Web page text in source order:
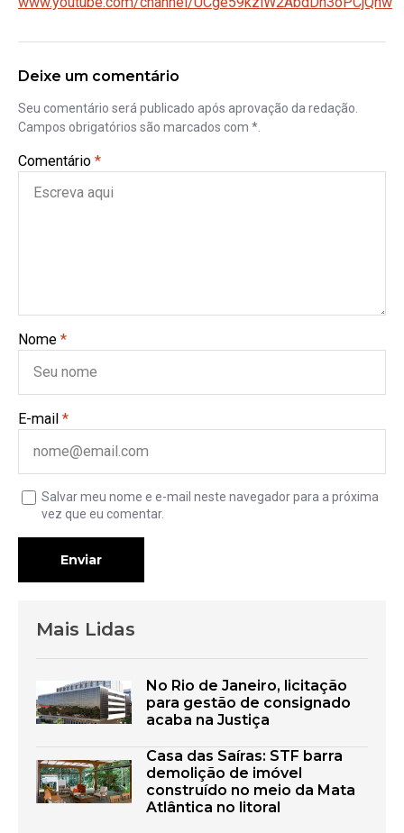
Deixe um comentário
Seu comentário será publicado após aprovação da redação.
Campos obrigatórios são marcados com *.
Comentário *
Nome *
E-mail *
Salvar meu nome e e-mail neste navegador para a próxima
vez que eu comentar.
Enviar
Mais Lidas
No Rio de Janeiro, licitação
para gestão de consignado
acaba na Justiça
Casa das Saíras: STF barra
demolição de imóvel
construído no meio da Mata
Atlântica no litoral